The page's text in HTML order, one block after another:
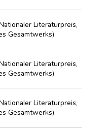
Literaturpreis,
Gesamtwerks)
Literaturpreis,
Gesamtwerks)
Literaturpreis,
Gesamtwerks)